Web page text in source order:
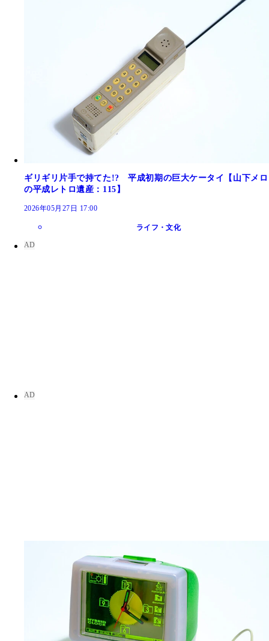
ギリギリ片手で持てた!? 平成初期の巨大ケータイ【山下メロ
の平成レトロ遺産：115】
2026年05月27日 17:00
ライフ・文化